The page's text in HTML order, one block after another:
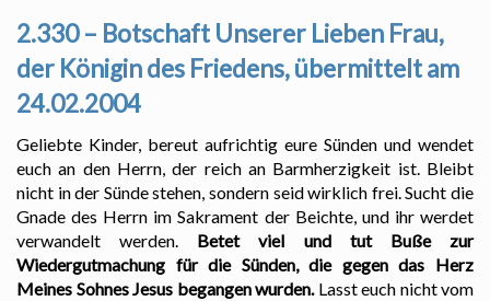
2.330 – Botschaft Unserer Lieben Frau,
der Königin des Friedens, übermittelt am
24.02.2004
Geliebte Kinder, bereut aufrichtig eure Sünden und wendet
euch an den Herrn, der reich an Barmherzigkeit ist. Bleibt
nicht in der Sünde stehen, sondern seid wirklich frei. Sucht die
Gnade des Herrn im Sakrament der Beichte, und ihr werdet
verwandelt werden. Betet viel und tut Buße zur
Wiedergutmachung für die Sünden, die gegen das Herz
Meines Sohnes Jesus begangen wurden. Lasst euch nicht vom